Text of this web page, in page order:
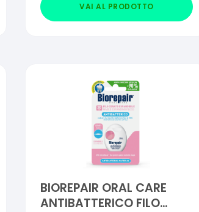
VAI AL PRODOTTO
BIOREPAIR ORAL CARE
ANTIBATTERICO FILO